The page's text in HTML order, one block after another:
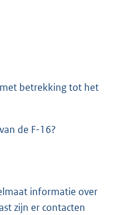
betrekking tot het
de F-16?
informatie over
zijn er contacten